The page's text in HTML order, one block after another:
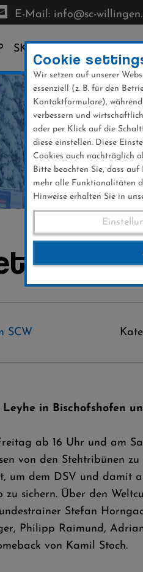
E-Mail: info@sc-
SKI-CLUB
um
SCW
in Bischofshofen
ab 16 Uhr und am
von den Stehtribünen
um dem DSV und damit
sichern. Über den
Stefan
Philipp Raimund,
von Kamil Stoch.
Cookie
Wir setzen auf unserer
essenziell (z. B. für den
Kontaktformulare),
verbessern und
oder per Klick auf die
diese einstellen. Diese
Cookies auch nachträglich
Bitte beachten Sie, dass
mehr alle Funktionalitäten
Hinweise erhalten Sie in